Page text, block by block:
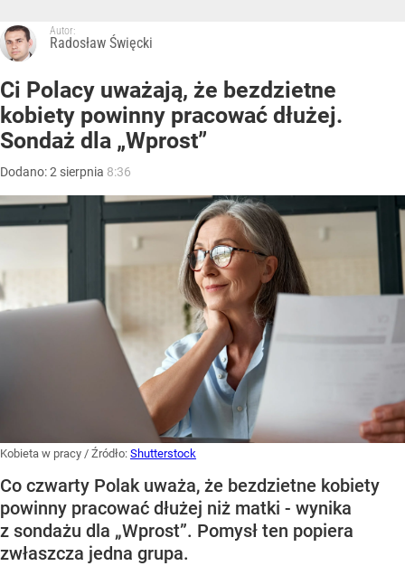
Autor:
Radosław Święcki
Ci Polacy uważają, że bezdzietne
kobiety powinny pracować dłużej.
Sondaż dla „Wprost”
Dodano:2 sierpnia 8:36
Kobieta w pracy / Źródło: Shutterstock
Co czwarty Polak uważa, że bezdzietne kobiety
powinny pracować dłużej niż matki - wynika
z sondażu dla „Wprost”. Pomysł ten popiera
zwłaszcza jedna grupa.